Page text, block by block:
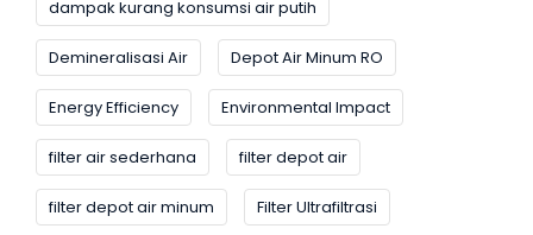
dampak kurang konsumsi air putih
Demineralisasi Air Depot Air Minum RO
Energy Efficiency Environmental Impact
filter air sederhana filter depot air
filter depot air minum Filter Ultrafiltrasi